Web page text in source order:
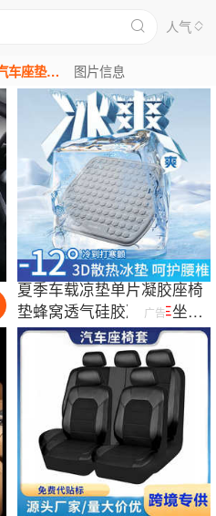
人气
尚品汽车座垫图片 图片信息
夏季车载凉垫单片凝胶座椅
垫蜂窝透气硅胶凉
汽车坐垫
办公室座垫
广告